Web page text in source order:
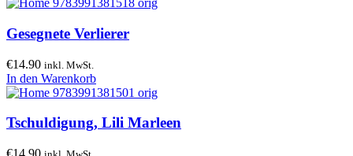
Gesegnete Verlierer
€14.90 inkl. MwSt.
In den Warenkorb
Tschuldigung, Lili Marleen